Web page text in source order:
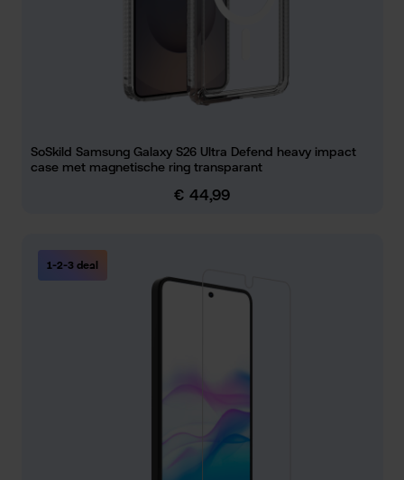
SoSkild Samsung Galaxy S26 Ultra Defend heavy impact
case met magnetische ring transparant
Normale prijs:
€ 44,99
1-2-3 deal